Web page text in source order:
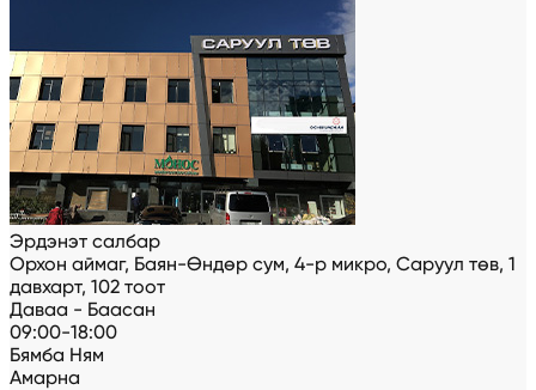
Эрдэнэт салбар
Орхон аймаг, Баян-Өндөр сум, 4-р микро, Саруул төв, 1
давхарт, 102 тоот
Даваа - Баасан
09:00-18:00
Бямба Ням
Амарна